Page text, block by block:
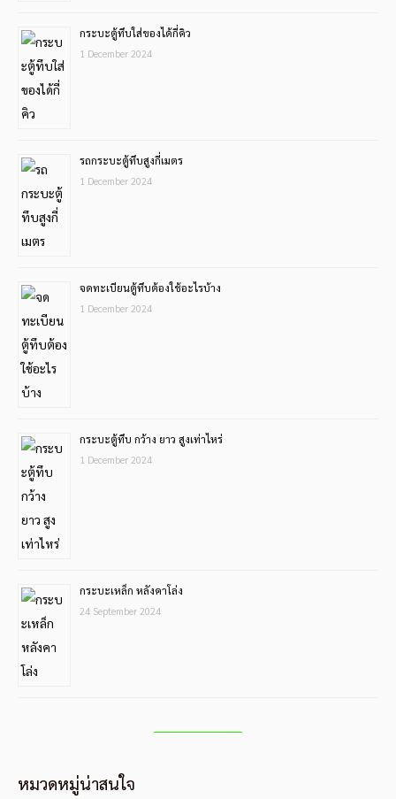
กระบะตู้ทึบใส่ของได้กี่คิว
1 December 2024
รถกระบะตู้ทึบสูงกี่เมตร
1 December 2024
จดทะเบียนตู้ทึบต้องใช้อะไรบ้าง
1 December 2024
กระบะตู้ทึบ กว้าง ยาว สูงเท่าไหร่
1 December 2024
กระบะเหล็ก หลังคาโล่ง
24 September 2024
หมวดหมู่น่าสนใจ